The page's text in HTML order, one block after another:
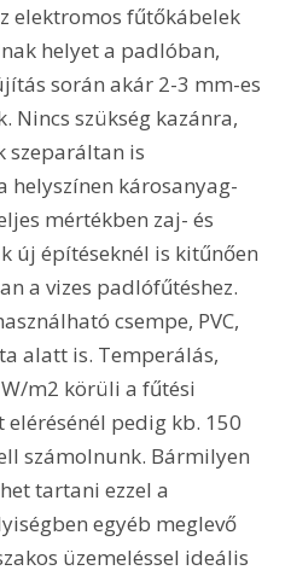
elektromos fűtőkábelek
helyet a padlóban,
során akár 2-3 mm-es
Nincs szükség kazánra,
szeparáltan is
helyszínen károsanyag-
mértékben zaj- és
új építéseknél is kitűnően
a vizes padlófűtéshez.
csempe, PVC,
alatt is. Temperálás,
m2 körüli a fűtési
pedig kb. 150
számolnunk. Bármilyen
tartani ezzel a
egyéb meglevő
üzemeléssel ideális